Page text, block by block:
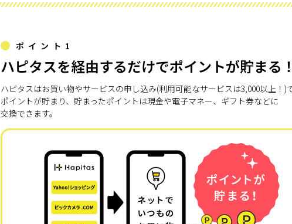
ポイント1
ハピタスを経由するだけでポイントが貯まる
ハピタスはお買い物やサービスの申し込み(利用可能なサービスは3,000以上！)
ポイントが貯まり、貯まったポイントは現金や電子マネー、ギフト券などに
交換できます。